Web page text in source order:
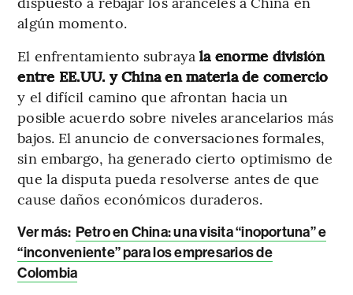
algún momento.
El enfrentamiento subrayala enorme división
entre EE.UU. y China en materia de comercio
y el difícil camino que afrontan hacia un
posible acuerdo sobre niveles arancelarios más
bajos. El anuncio de conversaciones formales,
sin embargo, ha generado cierto optimismo de
que la disputa pueda resolverse antes de que
cause daños económicos duraderos.
Ver más: Petro en China: una visita “inoportuna” e
“inconveniente” para los empresarios de
Colombia